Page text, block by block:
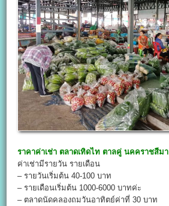
ราคาค่าเช่า ตลาดเทิดไท ตาลคู่ นคคราชสีมา
ค่าเช่ามีรายวัน รายเดือน
– รายวันเริ่มต้น 40-100 บาท
– รายเดือนเริ่มต้น 1000-6000 บาทค่ะ
– ตลาดนัดคลองถมวันอาทิตย์ค่าที่ 30 บาท